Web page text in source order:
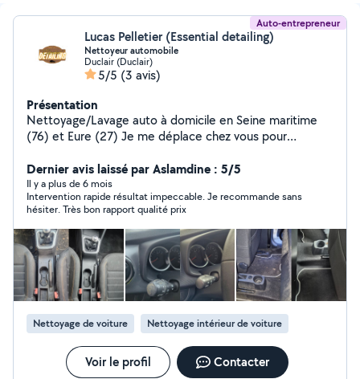
Auto-entrepreneur
Lucas Pelletier (Essential detailing)
Nettoyeur automobile
Duclair (Duclair)
5/5 (3 avis)
Présentation
Nettoyage/Lavage auto à domicile en Seine maritime
(76) et Eure (27) Je me déplace chez vous pour
Duclair en Seine maritime (76) et Eure (27). Prestation à
partir de 40, travail soigné et professionnel. Services
proposés : Nettoyage intérieur complet Lavage
extérieur (sans eau) Détachage/pressing des sièges et
tapis Rénovation des phares
Dernier avis laissé par Aslamdine : 5/5
Il y a plus de 6 mois
Intervention rapide résultat impeccable. Je recommande sans
hésiter. Très bon rapport qualité prix
Nettoyage de voiture Nettoyage intérieur de voiture
Voir le profil Contacter